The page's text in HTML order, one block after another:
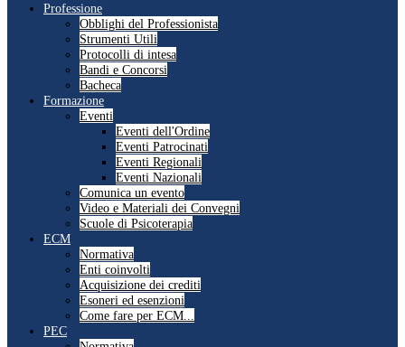
Professione
Obblighi del Professionista
Strumenti Utili
Protocolli di intesa
Bandi e Concorsi
Bacheca
Formazione
Eventi
Eventi dell'Ordine
Eventi Patrocinati
Eventi Regionali
Eventi Nazionali
Comunica un evento
Video e Materiali dei Convegni
Scuole di Psicoterapia
ECM
Normativa
Enti coinvolti
Acquisizione dei crediti
Esoneri ed esenzioni
Come fare per ECM...
PEC